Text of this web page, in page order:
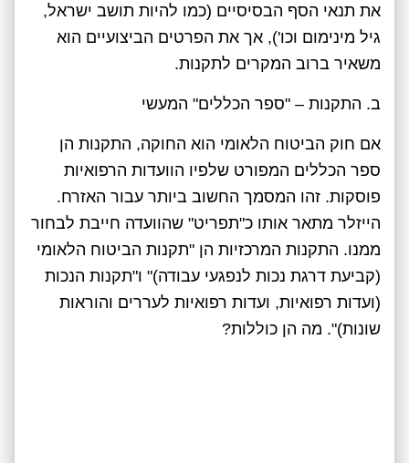
את תנאי הסף הבסיסיים (כמו להיות תושב ישראל,
גיל מינימום וכו'), אך את הפרטים הביצועיים הוא
משאיר ברוב המקרים לתקנות.
ב. התקנות – "ספר הכללים" המעשי
אם חוק הביטוח הלאומי הוא החוקה, התקנות הן
ספר הכללים המפורט שלפיו הוועדות הרפואיות
פוסקות. זהו המסמך החשוב ביותר עבור האזרח.
הייזלר מתאר אותו כ"תפריט" שהוועדה חייבת לבחור
ממנו. התקנות המרכזיות הן "תקנות הביטוח הלאומי
(קביעת דרגת נכות לנפגעי עבודה)" ו"תקנות הנכות
(ועדות רפואיות, ועדות רפואיות לעררים והוראות
שונות)". מה הן כוללות?